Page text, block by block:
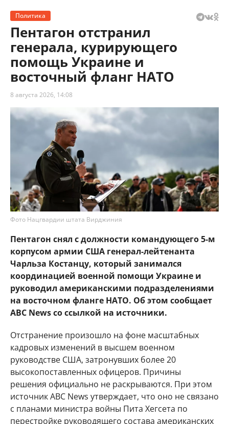
Политика
Пентагон отстранил
генерала, курирующего
помощь Украине и
восточный фланг НАТО
8 августа 2026, 14:08
Фото Нацгвардии штата Вирджиния
Пентагон снял с должности командующего 5-м
корпусом армии США генерал-лейтенанта
Чарльза Костанцу, который занимался
координацией военной помощи Украине и
руководил американскими подразделениями
на восточном фланге НАТО. Об этом сообщает
ABC News со ссылкой на источники.
Отстранение произошло на фоне масштабных
кадровых изменений в высшем военном
руководстве США, затронувших более 20
высокопоставленных офицеров. Причины
решения официально не раскрываются. При этом
источник ABC News утверждает, что оно не связано
с планами министра войны Пита Хегсета по
перестройке руководящего состава американских